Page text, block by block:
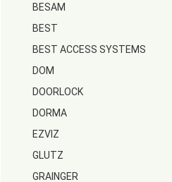
BESAM
BEST
BEST ACCESS SYSTEMS
DOM
DOORLOCK
DORMA
EZVIZ
GLUTZ
GRAINGER